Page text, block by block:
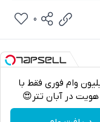
0
میلیون وام فوری فقط با
هویت در آبان تتر😍